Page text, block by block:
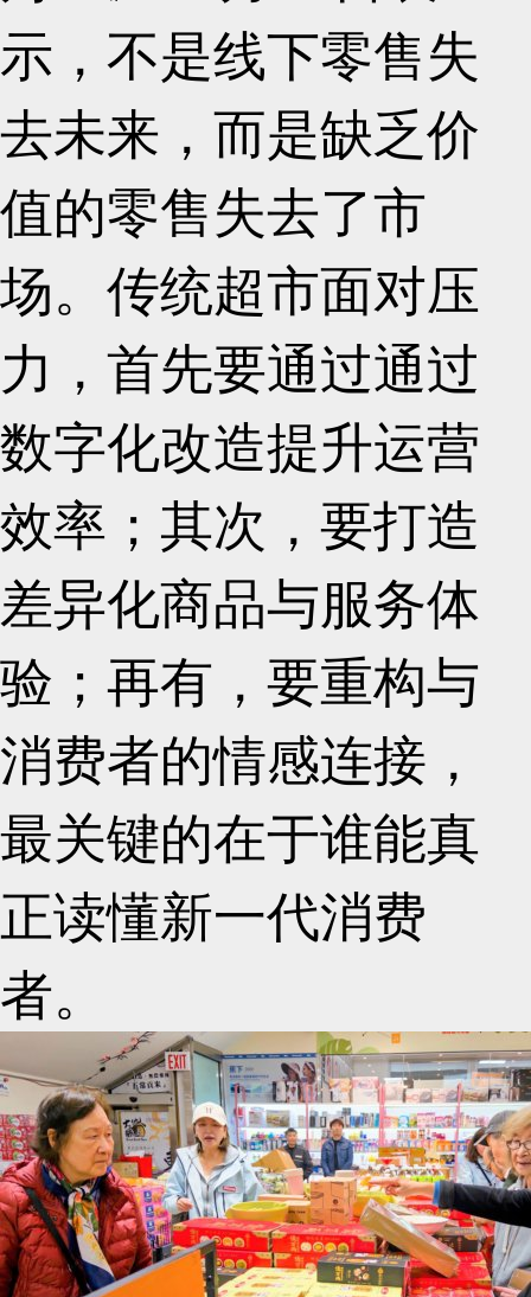
示，不是线下零售失
去未来，而是缺乏价
值的零售失去了市
场。传统超市面对压
力，首先要通过通过
数字化改造提升运营
效率；其次，要打造
差异化商品与服务体
验；再有，要重构与
消费者的情感连接，
最关键的在于谁能真
正读懂新一代消费
者。